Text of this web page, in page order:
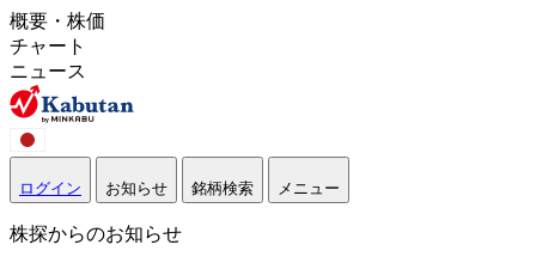
概要・株価
チャート
ニュース
ログイン お知らせ 銘柄検索 メニュー
株探からのお知らせ